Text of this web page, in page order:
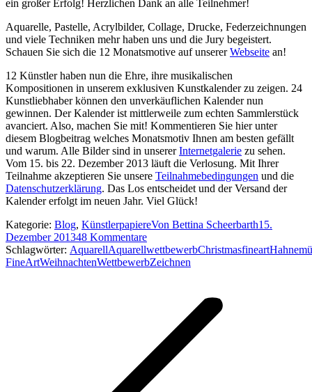
ein großer Erfolg! Herzlichen Dank an alle Teilnehmer!
Aquarelle, Pastelle, Acrylbilder, Collage, Drucke, Federzeichnungen
und viele Techniken mehr haben uns und die Jury begeistert.
Schauen Sie sich die 12 Monatsmotive auf unsererWebseite an!
12 Künstler haben nun die Ehre, ihre musikalischen
Kompositionen in unserem exklusiven Kunstkalender zu zeigen. 24
Kunstliebhaber können den unverkäuflichen Kalender nun
gewinnen. Der Kalender ist mittlerweile zum echten Sammlerstück
avanciert. Also, machen Sie mit! Kommentieren Sie hier unter
diesem Blogbeitrag welches Monatsmotiv Ihnen am besten gefällt
und warum. Alle Bilder sind in unsererInternetgalerie zu sehen.
Vom 15. bis 22. Dezember 2013 läuft die Verlosung. Mit Ihrer
Teilnahme akzeptieren Sie unsere Teilnahmebedingungen und die
Datenschutzerklärung. Das Los entscheidet und der Versand der
Kalender erfolgt im neuen Jahr. Viel Glück!
Kategorie: Blog, KünstlerpapiereVon Bettina Scheerbarth15.
Dezember 201348 Kommentare
Schlagwörter: AquarellAquarellwettbewerbChristmasfineart
FineArtWeihnachtenWettbewerbZeichnen